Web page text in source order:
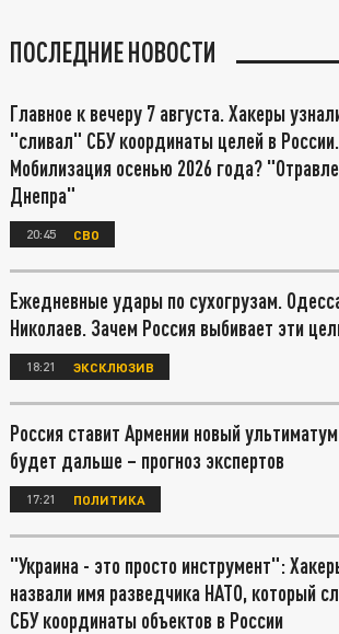
ПОСЛЕДНИЕ НОВОСТИ
Главное к вечеру 7 августа. Хакеры
"сливал" СБУ координаты целей в России.
Мобилизация осенью 2026 года?
Днепра"
20:45 СВО
Ежедневные удары по сухогрузам.
Николаев. Зачем Россия выбивает эти
18:21 ЭКСКЛЮЗИВ
Россия ставит Армении новый
будет дальше – прогноз экспертов
17:21 ПОЛИТИКА
"Украина - это просто инструмент":
назвали имя разведчика НАТО, который
СБУ координаты объектов в России